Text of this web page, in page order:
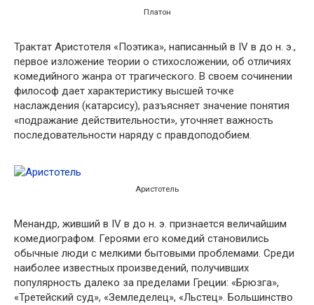
Платон
Трактат Аристотеля «Поэтика», написанный в IV в до н. э.,
первое изложение теории о стихосложении, об отличиях
комедийного жанра от трагического. В своем сочинении
философ дает характеристику высшей точке
наслаждения (катарсису), разъясняет значение понятия
«подражание действительности», уточняет важность
последовательности наряду с правдоподобием.
Аристотель
Менандр, живший в IV в до н. э. признается величайшим
комедиографом. Героями его комедий становились
обычные люди с мелкими бытовыми проблемами. Среди
наиболее известных произведений, получивших
популярность далеко за пределами Греции: «Брюзга»,
«Третейский суд», «Земледелец», «Льстец». Большинство